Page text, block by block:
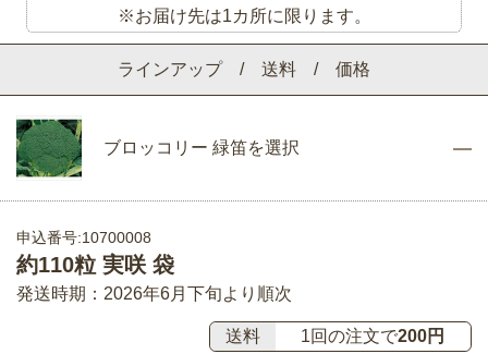
ラインアップ / 送料 / 価格
ブロッコリー 緑笛を選択
申込番号:10700008
約110粒 実咲 袋
発送時期：2026年6月下旬より順次
送料 1回の注文で200円
※お届け先は1カ所に限ります。